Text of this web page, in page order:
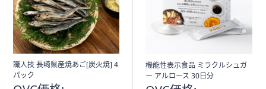
職人技 長崎県産焼あご[炭火焼] 4
パック
機能性表示食品 ミラクルシュガ
ー アルロース 30日分